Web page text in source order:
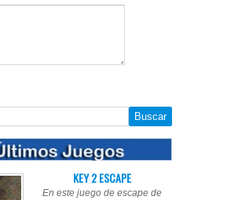
KEY 2 ESCAPE
En este juego de escape de